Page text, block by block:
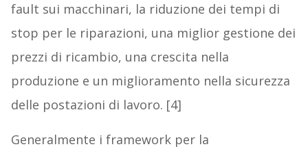
fault sui macchinari, la riduzione dei tempi di
stop per le riparazioni, una miglior gestione dei
prezzi di ricambio, una crescita nella
produzione e un miglioramento nella sicurezza
delle postazioni di lavoro. [4]
Generalmente i framework per la